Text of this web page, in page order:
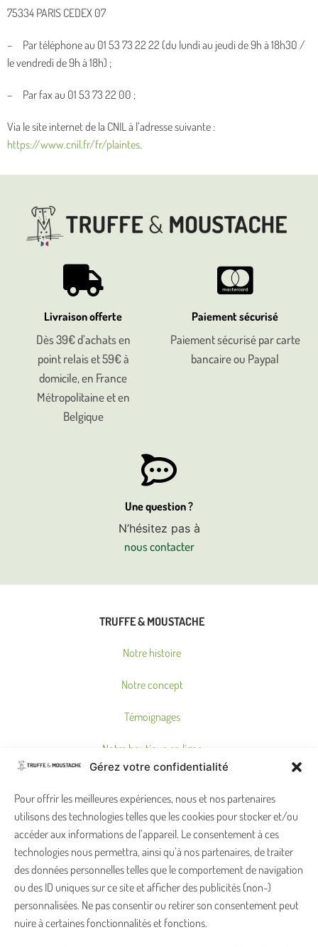
Gérez votre confidentialité
Pour offrir les meilleures expériences, nous et nos partenaires
utilisons des technologies telles que les cookies pour stocker et/ou
accéder aux informations de l’appareil. Le consentement à ces
technologies nous permettra, ainsi qu’à nos partenaires, de traiter
des données personnelles telles que le comportement de navigation
ou des ID uniques sur ce site et afficher des publicités (non-)
personnalisées. Ne pas consentir ou retirer son consentement peut
nuire à certaines fonctionnalités et fonctions.
75334 PARIS CEDEX 07
– Par téléphone au 01 53 73 22 22 (du lundi au jeudi de 9h à 18h30 /
le vendredi de 9h à 18h) ;
– Par fax au 01 53 73 22 00 ;
Via le site internet de la CNIL à l’adresse suivante :
https://www.cnil.fr/fr/plaintes.
Livraison offerte
Dès 39€ d’achats en
point relais et 59€ à
domicile, en France
Métropolitaine et en
Belgique
Paiement sécurisé
Paiement sécurisé par carte
bancaire ou Paypal
Une question ?
N’hésitez pas à
nous contacter
TRUFFE & MOUSTACHE
Notre histoire
Notre concept
Témoignages
Notre boutique en ligne
ON PENSE À VOUS !
Garantie satisfait ou remboursé
Foire aux Questions
Carte cadeau